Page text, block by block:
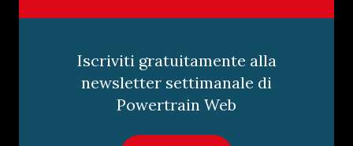
Iscriviti gratuitamente alla
newsletter settimanale di
Powertrain Web